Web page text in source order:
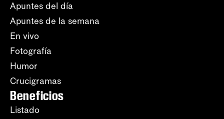
Apuntes del día
Apuntes de la semana
En vivo
Fotografía
Humor
Crucigramas
Beneficios
Listado